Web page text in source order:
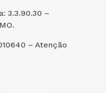
3.3.90.30 –
– Atenção